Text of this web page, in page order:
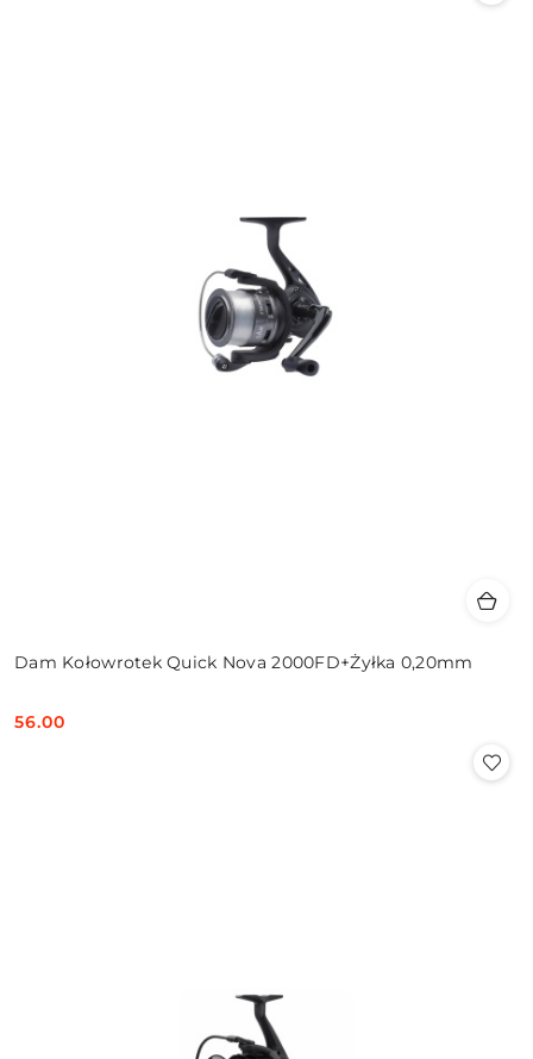
Dam Kołowrotek Quick Nova 2000FD+Żyłka 0,20mm
Cena:
56.00